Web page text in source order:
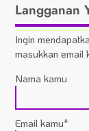
Langganan
Ingin
masukkan email
Nama kamu
Email kamu*